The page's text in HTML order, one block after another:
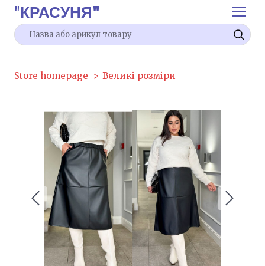
"КРАСУНЯ"
Store homepage Великі розміри